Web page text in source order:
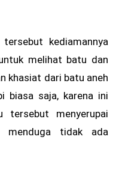
kediamannya
melihat batu dan
khasiat dari batu aneh
biasa saja, karena ini
tersebut menyerupai
tidak ada